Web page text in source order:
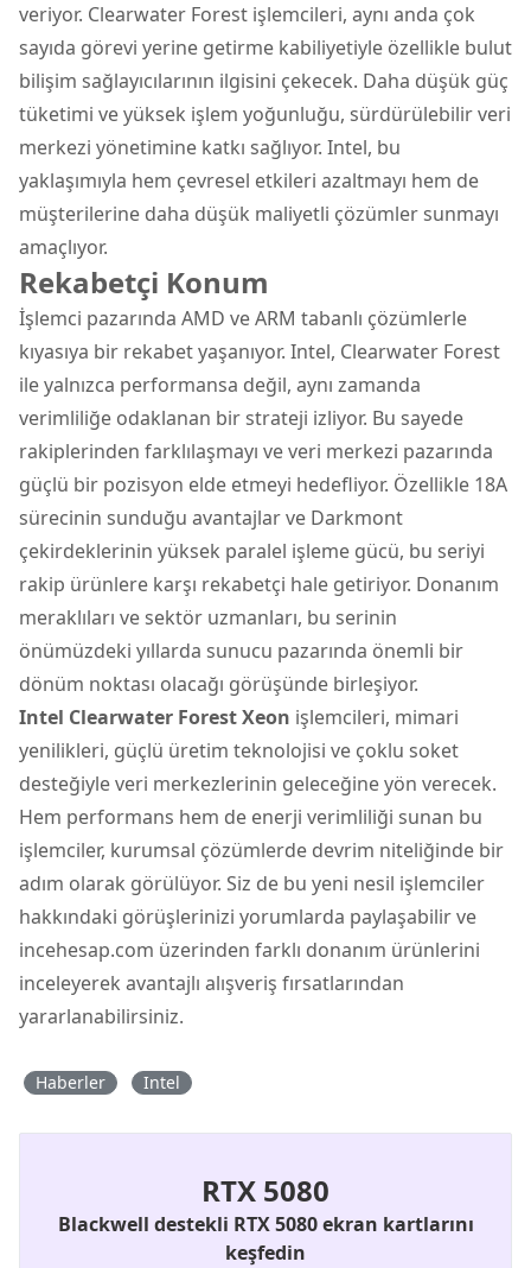
veriyor. Clearwater Forest işlemcileri, aynı anda çok
sayıda görevi yerine getirme kabiliyetiyle özellikle bulut
bilişim sağlayıcılarının ilgisini çekecek. Daha düşük güç
tüketimi ve yüksek işlem yoğunluğu, sürdürülebilir veri
merkezi yönetimine katkı sağlıyor. Intel, bu
yaklaşımıyla hem çevresel etkileri azaltmayı hem de
müşterilerine daha düşük maliyetli çözümler sunmayı
amaçlıyor.
Rekabetçi Konum
İşlemci pazarında AMD ve ARM tabanlı çözümlerle
kıyasıya bir rekabet yaşanıyor. Intel, Clearwater Forest
ile yalnızca performansa değil, aynı zamanda
verimliliğe odaklanan bir strateji izliyor. Bu sayede
rakiplerinden farklılaşmayı ve veri merkezi pazarında
güçlü bir pozisyon elde etmeyi hedefliyor. Özellikle 18A
sürecinin sunduğu avantajlar ve Darkmont
çekirdeklerinin yüksek paralel işleme gücü, bu seriyi
rakip ürünlere karşı rekabetçi hale getiriyor. Donanım
meraklıları ve sektör uzmanları, bu serinin
önümüzdeki yıllarda sunucu pazarında önemli bir
dönüm noktası olacağı görüşünde birleşiyor.
Intel Clearwater Forest Xeon işlemcileri, mimari
yenilikleri, güçlü üretim teknolojisi ve çoklu soket
desteğiyle veri merkezlerinin geleceğine yön verecek.
Hem performans hem de enerji verimliliği sunan bu
işlemciler, kurumsal çözümlerde devrim niteliğinde bir
adım olarak görülüyor. Siz de bu yeni nesil işlemciler
hakkındaki görüşlerinizi yorumlarda paylaşabilir ve
incehesap.com üzerinden farklı donanım ürünlerini
inceleyerek avantajlı alışveriş fırsatlarından
yararlanabilirsiniz.
Haberler Intel
RTX 5080
Blackwell destekli RTX 5080 ekran kartlarını
keşfedin